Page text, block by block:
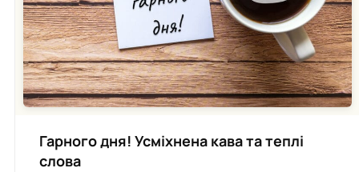
Гарного дня! Усміхнена кава та теплі
слова